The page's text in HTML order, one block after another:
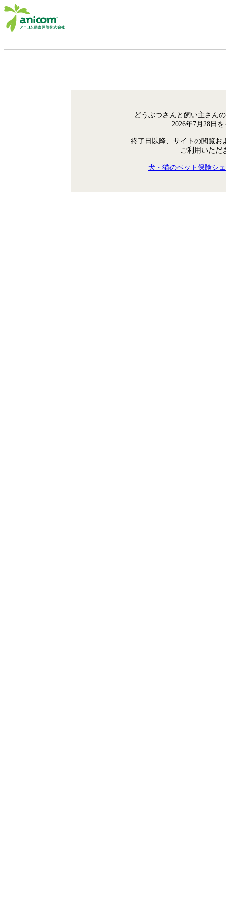
どうぶつさんと飼い主さん
2026年7月28日
終了日以降、サイトの閲覧お
ご利用いただ
犬・猫のペット保険シ